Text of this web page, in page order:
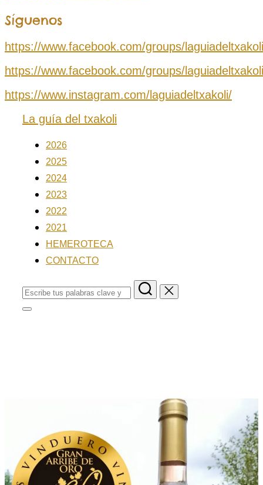
Síguenos
https://www.facebook.com/groups/laguiadeltxakoli
https://www.facebook.com/groups/laguiadeltxakoli
https://www.instagram.com/laguiadeltxakoli/
La guía del txakoli
2026
2025
2024
2023
2022
2021
HEMEROTECA
CONTACTO